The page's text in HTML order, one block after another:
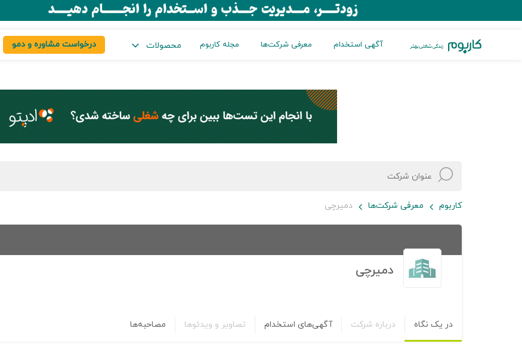
آگهی استخدام معرفی شرکت‌ها مجله کاربوم محصولات درخواست مشاوره و دمو
کاربوم معرفی شرکت‌ها دمیرچی
دمیرچی
در یک نگاه درباره شرکت آگهی‌های استخدام تصاویر و ویدئوها مصاحبه‌ها